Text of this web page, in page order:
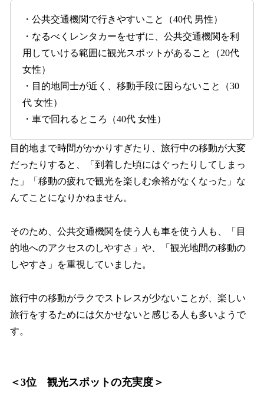
・公共交通機関で行きやすいこと（40代 男性）
・なるべくレンタカーをせずに、公共交通機関を利
用していける範囲に観光スポットがあること（20代
女性）
・目的地同士が近く、移動手段に困らないこと（30
代 女性）
・車で回れるところ（40代 女性）
目的地まで時間がかかりすぎたり、旅行中の移動が大変
だったりすると、「到着した頃にはぐったりしてしまっ
た」「移動の疲れで観光を楽しむ余裕がなくなった」な
んてことになりかねません。
そのため、公共交通機関を使う人も車を使う人も、「目
的地へのアクセスのしやすさ」や、「観光地間の移動の
しやすさ」を重視していました。
旅行中の移動がラクでストレスが少ないことが、楽しい
旅行をするためには欠かせないと感じる人も多いようで
す。
＜3位 観光スポットの充実度＞